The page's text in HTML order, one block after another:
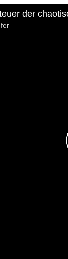
der